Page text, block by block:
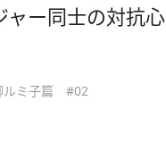
ャー同士の対抗心
ルミ子篇 #02